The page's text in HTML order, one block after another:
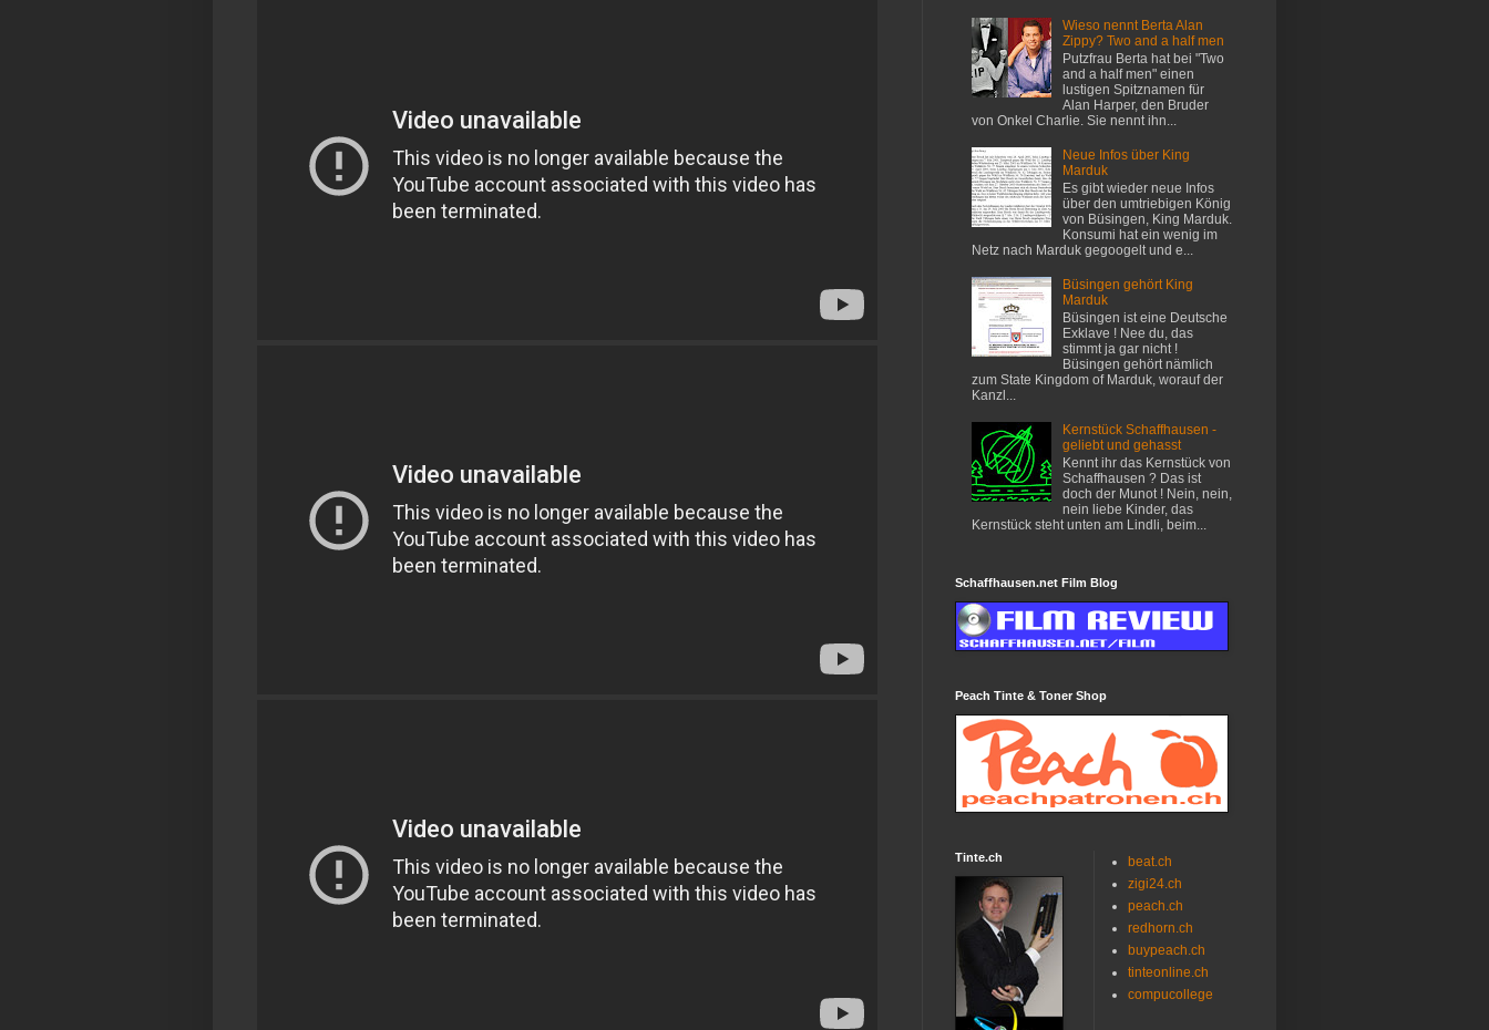
Wieso nennt Berta Alan
Zippy? Two and a half men
Putzfrau Berta hat bei "Two
and a half men" einen
lustigen Spitznamen für
Alan Harper, den Bruder
von Onkel Charlie. Sie nennt ihn...
Neue Infos über King
Marduk
Es gibt wieder neue Infos
über den umtriebigen König
von Büsingen, King Marduk.
Konsumi hat ein wenig im
Netz nach Marduk gegoogelt und e...
Büsingen gehört King
Marduk
Büsingen ist eine Deutsche
Exklave ! Nee du, das
stimmt ja gar nicht !
Büsingen gehört nämlich
zum State Kingdom of Marduk, worauf der
Kanzl...
Kernstück Schaffhausen -
geliebt und gehasst
Kennt ihr das Kernstück von
Schaffhausen ? Das ist
doch der Munot ! Nein, nein,
nein liebe Kinder, das
Kernstück steht unten am Lindli, beim...
Schaffhausen.net Film Blog
Peach Tinte & Toner Shop
Tinte.ch
beat.ch
zigi24.ch
peach.ch
redhorn.ch
buypeach.ch
tinteonline.ch
compucollege